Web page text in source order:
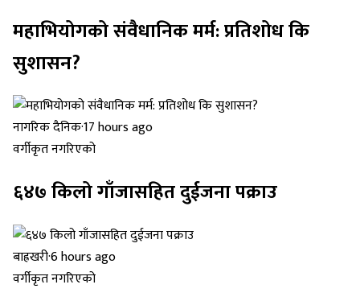
महाभियोगको संवैधानिक मर्म: प्रतिशोध कि
सुशासन?
नागरिक दैनिक·17 hours ago
वर्गीकृत नगरिएको
६४७ किलो गाँजासहित दुईजना पक्राउ
बाह्रखरी·6 hours ago
वर्गीकृत नगरिएको